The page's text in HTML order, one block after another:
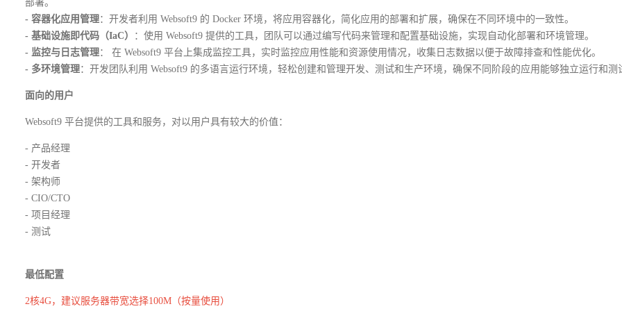
部署。
- 容器化应用管理：开发者利用 Websoft9 的 Docker 环境，将应用容器化，简化应用的部署和扩展，确保在不同环境中的一致性。
- 基础设施即代码（IaC）
：使用 Websoft9 提供的工具，团队可以通过编写代码来管理和配置基础设施，实现自动化部署和环境管理。
- 监控与日志管理： 在 Websoft9 平台上集成监控工具，实时监控应用性能和资源使用情况，收集日志数据以便于故障排查和性能优化。
- 多环境管理：开发团队利用 Websoft9 的多语言运行环境，轻松创建和管理开发、测试和生产环境，确保不同阶段的应用能够独立运行和测
面向的用户
Websoft9 平台提供的工具和服务，对以用户具有较大的价值：
- 产品经理
- 开发者
- 架构师
- CIO/CTO
- 项目经理
- 测试
最低配置
2核4G，建议服务器带宽选择100M（按量使用）